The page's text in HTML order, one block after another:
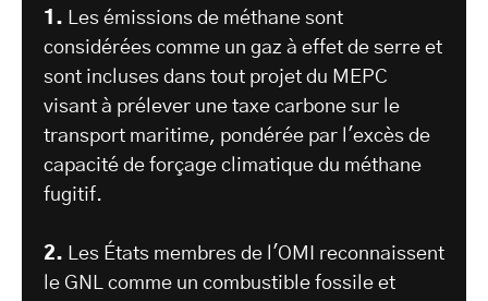
1. Les émissions de méthane sont
considérées comme un gaz à effet de serre et
sont incluses dans tout projet du MEPC
visant à prélever une taxe carbone sur le
transport maritime, pondérée par l'excès de
capacité de forçage climatique du méthane
fugitif.
2. Les États membres de l'OMI reconnaissent
le GNL comme un combustible fossile et